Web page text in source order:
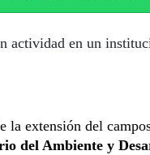
actividad en un
la extensión del
del Ambiente y